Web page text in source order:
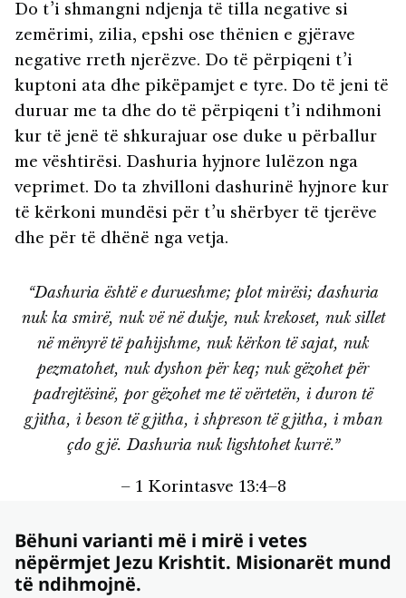
Do t’i shmangni ndjenja të tilla negative si
zemërimi, zilia, epshi ose thënien e gjërave
negative rreth njerëzve. Do të përpiqeni t’i
kuptoni ata dhe pikëpamjet e tyre. Do të jeni të
duruar me ta dhe do të përpiqeni t’i ndihmoni
kur të jenë të shkurajuar ose duke u përballur
me vështirësi. Dashuria hyjnore lulëzon nga
veprimet. Do ta zhvilloni dashurinë hyjnore kur
të kërkoni mundësi për t’u shërbyer të tjerëve
dhe për të dhënë nga vetja.
“Dashuria është e durueshme; plot mirësi; dashuria
nuk ka smirë, nuk vë në dukje, nuk krekoset, nuk sillet
në mënyrë të pahijshme, nuk kërkon të sajat, nuk
pezmatohet, nuk dyshon për keq; nuk gëzohet për
padrejtësinë, por gëzohet me të vërtetën, i duron të
gjitha, i beson të gjitha, i shpreson të gjitha, i mban
çdo gjë. Dashuria nuk ligshtohet kurrë.”
– 1 Korintasve 13:4–8
Bëhuni varianti më i mirë i vetes
nëpërmjet Jezu Krishtit. Misionarët mund
të ndihmojnë.